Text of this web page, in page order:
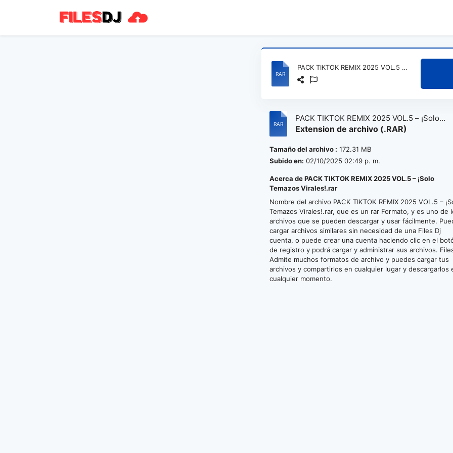
PACK TIKTOK REMIX 2025 VOL.5 – ¡Solo Temazos Virales!.rar
PACK TIKTOK REMIX 2025 VOL.5 – ¡Solo
Temazos Virales!.rar
Extension de archivo (.RAR)
Tamaño del archivo : 172.31 MB
Subido en: 02/10/2025 02:49 p. m.
Acerca de PACK TIKTOK REMIX 2025 VOL.5 – ¡Solo
Temazos Virales!.rar
Nombre del archivo PACK TIKTOK REMIX 2025 VOL.5 –
Temazos Virales!.rar, que es un rar Formato, y es uno de
archivos que se pueden descargar y usar fácilmente.
cargar archivos similares sin necesidad de una Files Dj
cuenta, o puede crear una cuenta haciendo clic en el
de registro y podrá cargar y administrar sus archivos.
Admite muchos formatos de archivo y puedes cargar tus
archivos y compartirlos en cualquier lugar y descargarlos
cualquier momento.